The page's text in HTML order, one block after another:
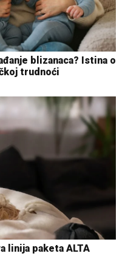
blizanaca? Istina o
trudnoći
linija paketa ALTA